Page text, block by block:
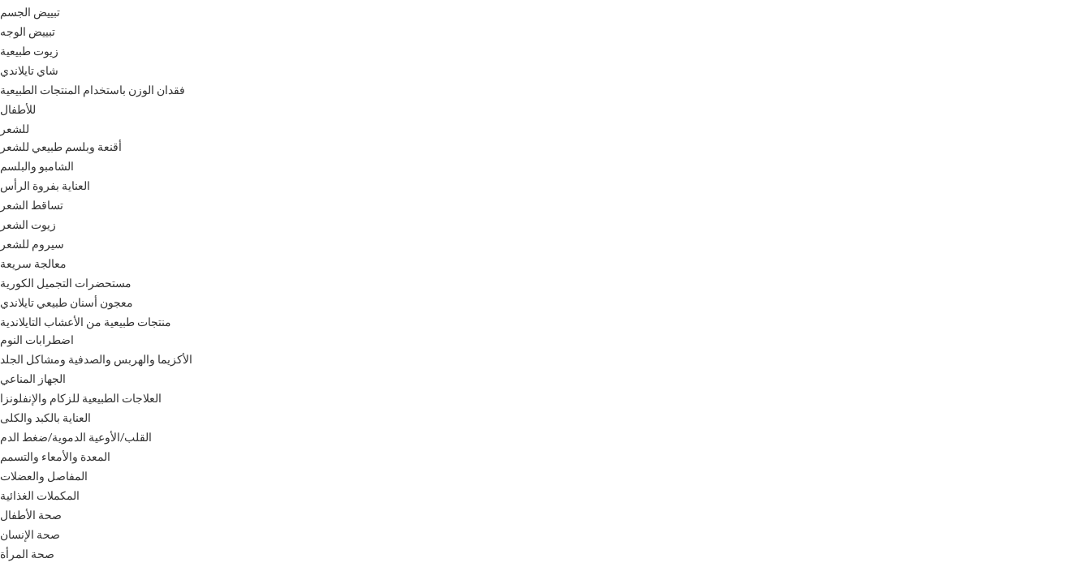
تبييض الجسم
تبييض الوجه
زيوت طبيعية
شاي تايلاندي
فقدان الوزن باستخدام المنتجات الطبيعية
للأطفال
للشعر
أقنعة وبلسم طبيعي للشعر
الشامبو والبلسم
العناية بفروة الرأس
تساقط الشعر
زيوت الشعر
سيروم للشعر
معالجة سريعة
مستحضرات التجميل الكورية
معجون أسنان طبيعي تايلاندي
منتجات طبيعية من الأعشاب التايلاندية
اضطرابات النوم
الأكزيما والهربس والصدفية ومشاكل الجلد
الجهاز المناعي
العلاجات الطبيعية للزكام والإنفلونزا
العناية بالكبد والكلى
القلب/الأوعية الدموية/ضغط الدم
المعدة والأمعاء والتسمم
المفاصل والعضلات
المكملات الغذائية
صحة الأطفال
صحة الإنسان
صحة المرأة